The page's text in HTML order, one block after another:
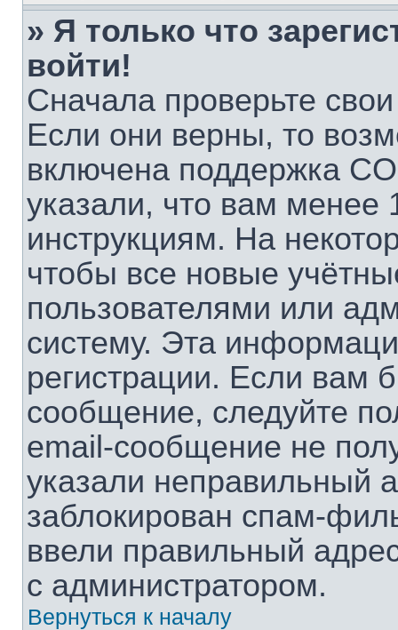
» Я только что
войти!
Сначала проверьте
Если они верны, то
включена поддержка
указали, что вам менее
инструкциям. На
чтобы все новые
пользователями или
систему. Эта
регистрации. Если вам
сообщение, следуйте
email-сообщение не
указали неправильный
заблокирован спам-
ввели правильный
с администратором.
Вернуться к началу